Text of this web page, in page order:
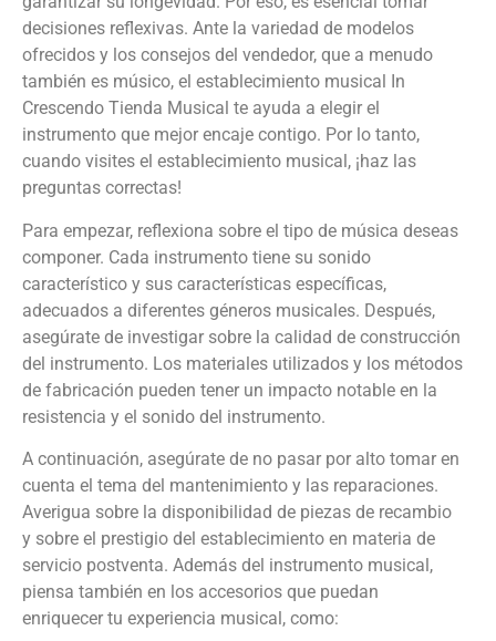
decisiones reflexivas. Ante la variedad de modelos
ofrecidos y los consejos del vendedor, que a menudo
también es músico, el establecimiento musical In
Crescendo Tienda Musical te ayuda a elegir el
instrumento que mejor encaje contigo. Por lo tanto,
cuando visites el establecimiento musical, ¡haz las
preguntas correctas!
Para empezar, reflexiona sobre el tipo de música deseas
componer. Cada instrumento tiene su sonido
característico y sus características específicas,
adecuados a diferentes géneros musicales. Después,
asegúrate de investigar sobre la calidad de construcción
del instrumento. Los materiales utilizados y los métodos
de fabricación pueden tener un impacto notable en la
resistencia y el sonido del instrumento.
A continuación, asegúrate de no pasar por alto tomar en
cuenta el tema del mantenimiento y las reparaciones.
Averigua sobre la disponibilidad de piezas de recambio
y sobre el prestigio del establecimiento en materia de
servicio postventa. Además del instrumento musical,
piensa también en los accesorios que puedan
enriquecer tu experiencia musical, como: